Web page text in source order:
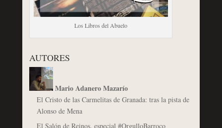
Los Libros del Abuelo
AUTORES
Mario Adanero Mazarío
El Cristo de las Carmelitas de Granada: tras la pista de
Alonso de Mena
El Salón de Reinos, especial #OrgulloBarroco